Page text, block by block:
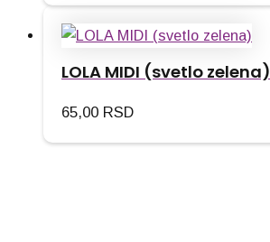
LOLA MIDI (svetlo zelena)
65,00 RSD